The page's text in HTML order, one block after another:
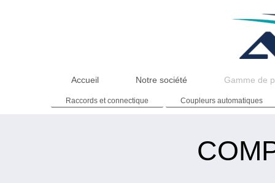
Accueil Notre société Gamme de
Raccords et connectique Coupleurs automatiques